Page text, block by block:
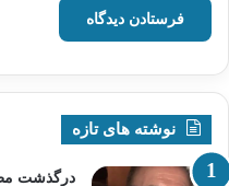
نوشته های تازه
درگذشت